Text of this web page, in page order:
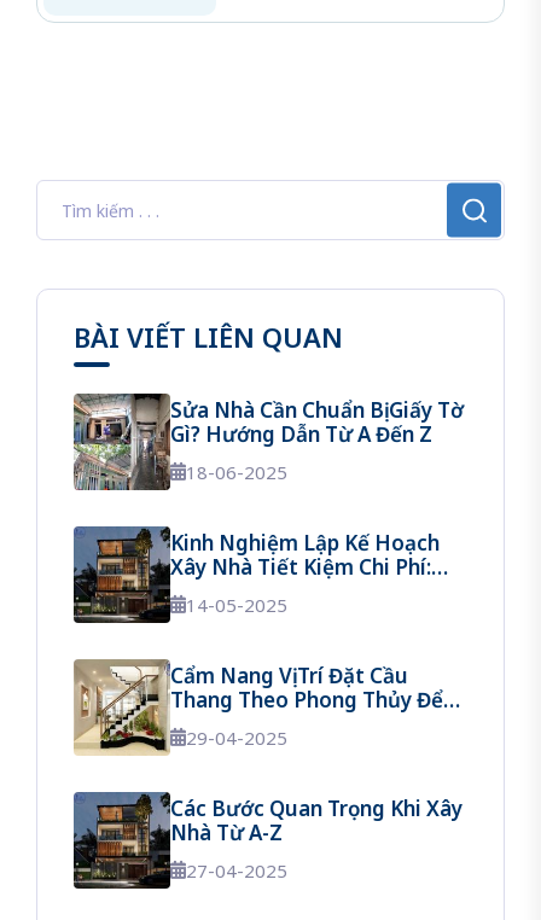
BÀI VIẾT LIÊN QUAN
Sửa Nhà Cần Chuẩn Bị Giấy Tờ
Gì? Hướng Dẫn Từ A Đến Z
18-06-2025
Kinh Nghiệm Lập Kế Hoạch
Xây Nhà Tiết Kiệm Chi Phí:
Hướng Dẫn Chi Tiết Từ A Đến
Z14-05-2025
Cẩm Nang Vị Trí Đặt Cầu
Thang Theo Phong Thủy Để
Tránh Vận Xui
29-04-2025
Các Bước Quan Trọng Khi Xây
Nhà Từ A-Z
27-04-2025